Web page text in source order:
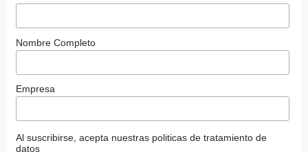
Nombre Completo
Empresa
Al suscribirse, acepta nuestras politicas de tratamiento de
datos